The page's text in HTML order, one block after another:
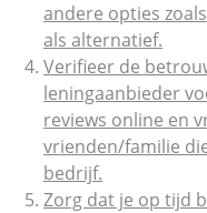
andere opties
als alternatief.
Verifieer de
leningaanbieder
reviews online en
vrienden/familie
bedrijf.
Zorg dat je op tijd